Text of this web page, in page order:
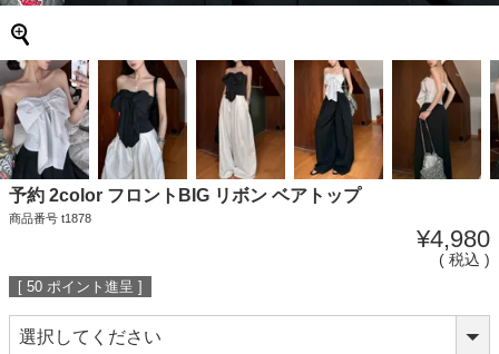
予約 2color フロントBIG リボン ベアトップ
商品番号 t1878
¥4,980
税込
[ 50 ポイント進呈 ]